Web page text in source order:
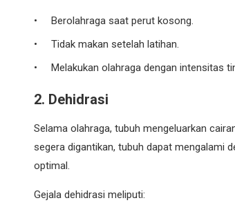
Berolahraga saat perut kosong.
Tidak makan setelah latihan.
Melakukan olahraga dengan intensitas
2. Dehidrasi
Selama olahraga, tubuh mengeluarkan
segera digantikan, tubuh dapat mengalami
optimal.
Gejala dehidrasi meliputi: